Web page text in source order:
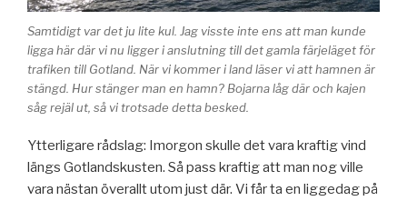
Samtidigt var det ju lite kul. Jag visste inte ens att man kunde
ligga här där vi nu ligger i anslutning till det gamla färjeläget för
trafiken till Gotland. När vi kommer i land läser vi att hamnen är
stängd. Hur stänger man en hamn? Bojarna låg där och kajen
såg rejäl ut, så vi trotsade detta besked.
Ytterligare rådslag: Imorgon skulle det vara kraftig vind
längs Gotlandskusten. Så pass kraftig att man nog ville
vara nästan överallt utom just där. Vi får ta en liggedag på